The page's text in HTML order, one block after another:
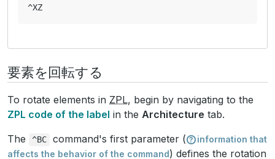
要素を回転する
To rotate elements in ZPL, begin by navigating to the
ZPL code of the label in the Architecture tab.
The
^BC command's first parameter (
information that
affects the behavior of the command) defines the rotation